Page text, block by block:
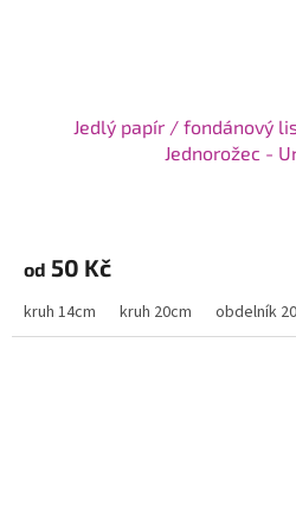
Jedlý papír / fondánový
Jednorožec -
od 50 Kč
kruh 14cm kruh 20cm obdelník